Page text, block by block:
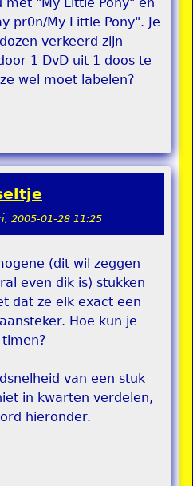
pr0n/My Little Pony". Je
verkeerd zijn
1 DvD uit 1 doos te
wel moet labelen?
2005-01-28 11:25
(dit wil zeggen
even dik is) stukken
dat ze elk exact een
Hoe kun je
van een stuk
in kwarten verdelen,
hieronder.